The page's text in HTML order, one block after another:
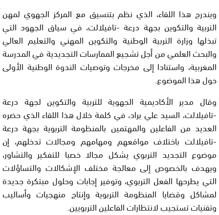
ويندرج هذا اللقاء، الذي نظم بتنسيق مع المركز الجهوي لمهن
التربية والتكوين بجهة درعة -تافيلالت، في سياق الجهود التي
تبذلها وزارة التربية الوطنية والتكوين المهني والتعليم العالي
والبحث العلمي من أجل تشجيع الممارسات التجديدية في المدرسة
المغربية، واستنادا إلى مخرجات وتوصيات الندوة الوطنية الأولى
حول هذا الموضوع.
وقال مدير الأكاديمية الجهوية للتربية والتكوين لجهة درعة
-تافيلالت، السيد علي براد، في كلمة خلال هذا اللقاء الذي حضره
العديد من الفاعلين والمهتمين بالمنظومة التربوية بجهة درعة
-تافيلالت باختلاف مواقعهم ومهامهم ومجالات تدخلهم، إن
موضوع التجديد التربوي يشكل مجالا خصبا للتفكير والتشاور،
ويهدف بالخصوص إلى معالجة مختلف الإشكالات والتساؤلات
التي يطرحها الفعل التربوي، وتوفير إجابات وحلول مبتكرة جديدة
لمشاكل وقضايا المنظومة التربوية وإنتاج منهجيات وأساليب
وتقنيات تستجيب لانتظارات الفاعلين التربويين.